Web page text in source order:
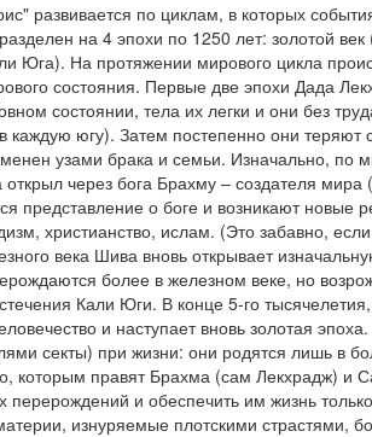
развивается по циклам, в которых
на 4 эпохи по 1250 лет: золотой
Юга). На протяжении мирового цикла
состояния. Первые две эпохи Дада
состоянии, тела их легки и они без
каждую югу). Затем постепенно они
узами брака и семьи. Изначально,
через бога Брахму – создателя
представление о боге и возникают новые
христианство, ислам. (Это забавно,
века Шива вновь открывает
более в железном веке, но
Кали Юги. В конце 5-го
и наступает вновь золотая
секты) при жизни: они родятся лишь в
которым правят Брахма (сам Лекхрадж) и
и обеспечить им жизнь
изнуряемые плотскими страстями,